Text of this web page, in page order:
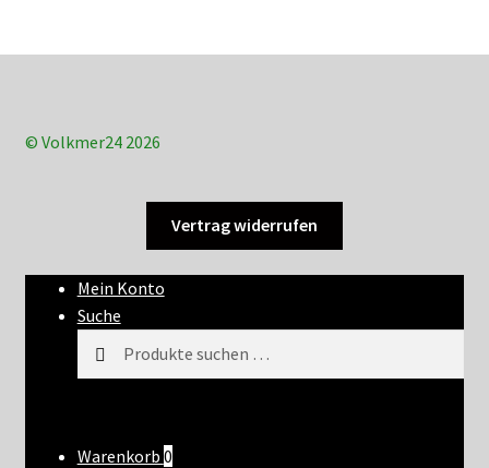
© Volkmer24 2026
Vertrag widerrufen
Mein Konto
Suche
Warenkorb 0